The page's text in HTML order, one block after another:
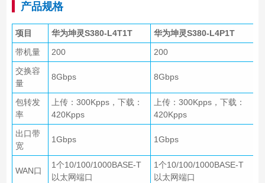
产品规格
项目 华为坤灵S380-L4T1T
华为坤灵S380-L4P1T
带机量
200
200
交换容
量
8Gbps 8Gbps
包转发
率
上传：300Kpps，下载：
420Kpps
上传：300Kpps，下载：
420Kpps
出口带
宽
1Gbps 1Gbps
WAN口
1个10/100/1000BASE-T
以太网端口
1个10/100/1000BASE-T
以太网端口